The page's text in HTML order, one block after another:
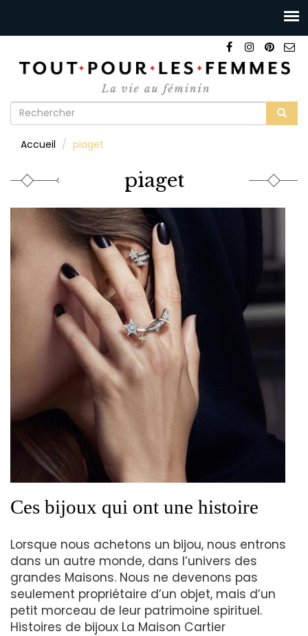
Formulaire
recherche
Accueil piaget
piaget
Ces bijoux qui ont une histoire
Lorsque nous achetons un bijou, nous entrons
dans un autre monde, dans l’univers des
grandes Maisons. Nous ne devenons pas
seulement propriétaire d’un objet, mais d’un
petit morceau de leur patrimoine spirituel.
Histoires de bijoux La Maison Cartier